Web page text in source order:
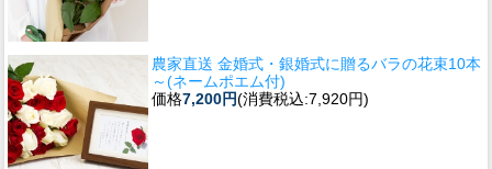
農家直送 金婚式・銀婚式に贈るバラの花束10本
～(ネームポエム付)
価格7,200円(消費税込:7,920円)